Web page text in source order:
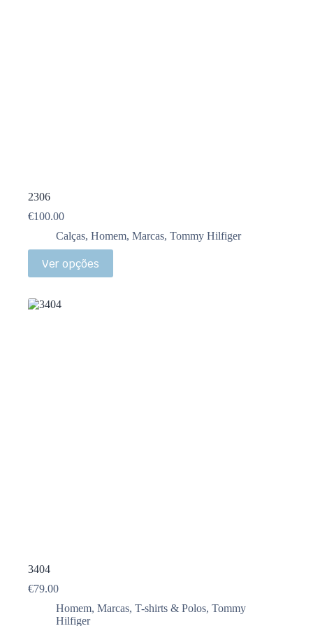
2306
€100.00
Calças, Homem, Marcas, Tommy Hilfiger
Ver opções
3404
€79.00
Homem, Marcas, T-shirts & Polos, Tommy
Hilfiger